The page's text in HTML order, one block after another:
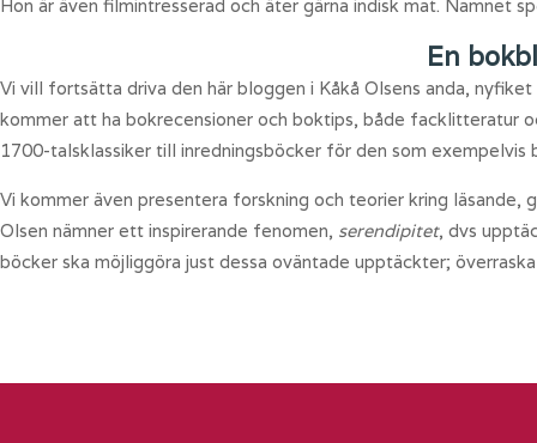
Hon är även filmintresserad och äter gärna indisk mat. Namnet
En
Vi vill fortsätta driva den här bloggen i Kåkå Olsens anda,
kommer att ha bokrecensioner och boktips, både facklitteratur
1700-talsklassiker till inredningsböcker för den som
Vi kommer även presentera forskning och teorier kring läsande,
Olsen nämner ett inspirerande fenomen, serendipitet, dvs
böcker ska möjliggöra just dessa oväntade upptäckter;